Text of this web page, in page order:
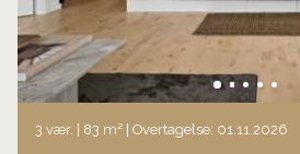
3 vær. | 83 m² | Overtagelse: 01.11.2026